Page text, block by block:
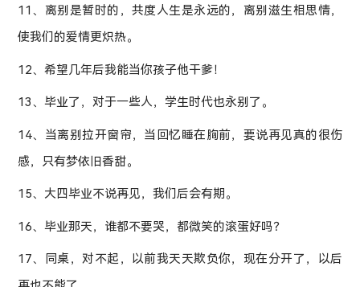
11、离别是暂时的，共度人生是永远的，离别滋生相思情，
使我们的爱情更炽热。
12、希望几年后我能当你孩子他干爹！
13、毕业了，对于一些人，学生时代也永别了。
14、当离别拉开窗帘，当回忆睡在胸前，要说再见真的很伤
感，只有梦依旧香甜。
15、大四毕业不说再见，我们后会有期。
16、毕业那天，谁都不要哭，都微笑的滚蛋好吗？
17、同桌，对不起，以前我天天欺负你，现在分开了，以后